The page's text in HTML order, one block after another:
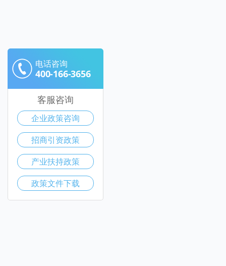
电话咨询
400-166-3656
客服咨询
企业政策咨询
招商引资政策
产业扶持政策
政策文件下载